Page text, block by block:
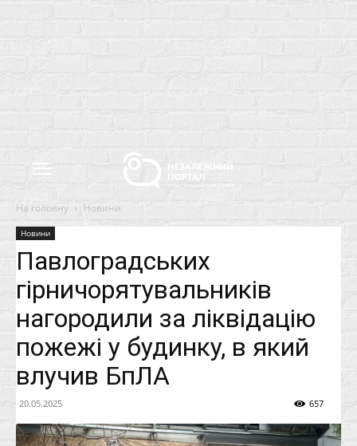
На головну Новини
Новини
Павлоградських
гірничорятувальників
нагородили за ліквідацію
пожежі у будинку, в який
влучив БпЛА
20.05.2025 657